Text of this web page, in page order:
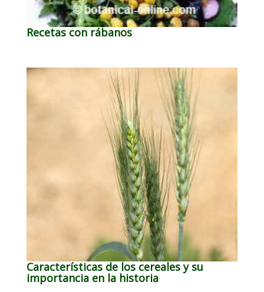
Recetas con rábanos
Características de los cereales y su
importancia en la historia